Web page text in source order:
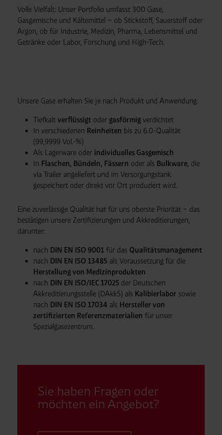
Volle Vielfalt: Unser Portfolio umfasst 300 Gase,
Gasgemische und Kältemittel – ob Stickstoff, Sauerstoff oder
Argon, ob für Industrie, Medizin, Pharma, Lebensmittel und
Getränke oder Labor, Forschung und High-Tech.
Unsere Gase erhalten Sie je nach Produkt und Anwendung:
Tiefkalt verflüssigt oder gasförmigverdichtet
In verschiedenen Reinheiten bis zu 6.0-Qualität
(99,9999 Vol.-%)
Als Lagerware oder individuelles Gasgemisch
In Flaschen, Bündeln, Fässern oder als Bulkware, die
via Trailer angeliefert und im Versorgungstank
gespeichert oder direkt vor Ort produziert wird.
Eine zuverlässige Qualität hat für uns oberste Priorität – das
bestätigen unsere Zertifizierungen und Akkreditierungen,
darunter:
nach DIN EN ISO 9001 für das Qualitätsmanagement
nach DIN EN ISO 13485 als Voraussetzung für die
Herstellung von Medizinprodukten
nach DIN EN ISO/IEC 17025 der Deutschen
Akkreditierungsstelle (DAkkS) als Kalibierlabor sowie
nach DIN EN ISO 17034 als Hersteller von
zertifizierten Referenzmaterialien für unser
Spezialgasezentrum.
Sie haben Fragen oder
möchten ein Angebot?